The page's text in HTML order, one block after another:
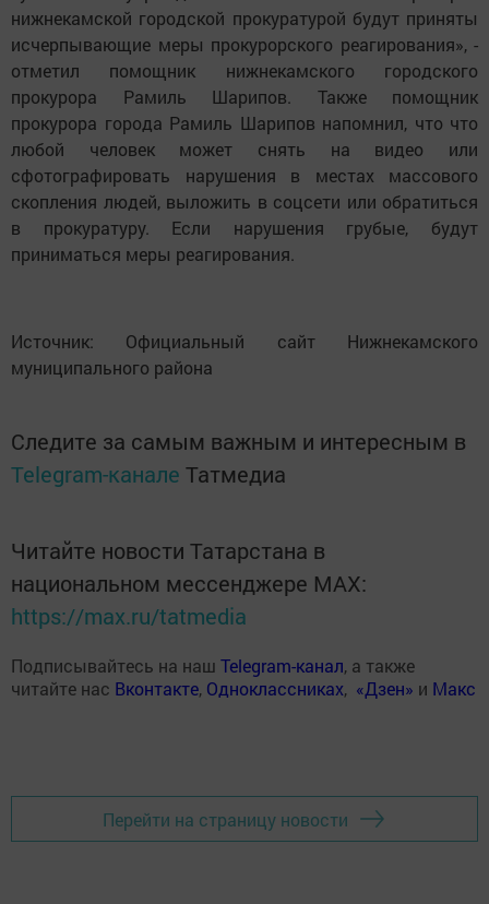
нижнекамской городской прокуратурой будут приняты
исчерпывающие меры прокурорского реагирования», -
отметил помощник нижнекамского городского
прокурора Рамиль Шарипов. Также помощник
прокурора города Рамиль Шарипов напомнил, что что
любой человек может снять на видео или
сфотографировать нарушения в местах массового
скопления людей, выложить в соцсети или обратиться
в прокуратуру. Если нарушения грубые, будут
приниматься меры реагирования.
Источник: Официальный сайт Нижнекамского
муниципального района
Следите за самым важным и интересным в
Telegram-канале Татмедиа
Читайте новости Татарстана в
национальном мессенджере MАХ:
https://max.ru/tatmedia
Подписывайтесь на наш Telegram-канал, а также
читайте нас Вконтакте, Одноклассниках, «Дзен» и Макс
Перейти на страницу новости